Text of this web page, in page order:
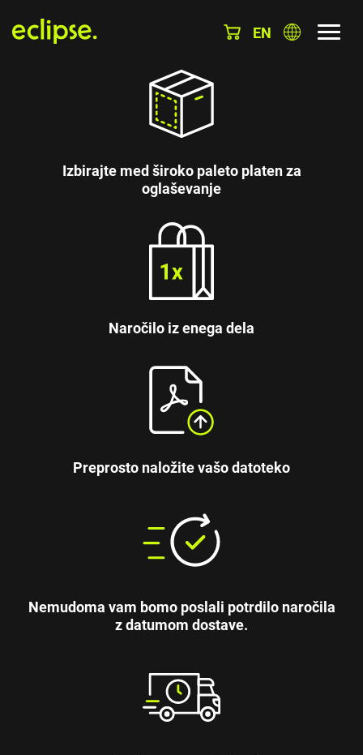
EN
Izbirajte med široko paleto platen za
oglaševanje
Naročilo iz enega dela
Preprosto naložite vašo datoteko
Nemudoma vam bomo poslali potrdilo naročila
z datumom dostave.